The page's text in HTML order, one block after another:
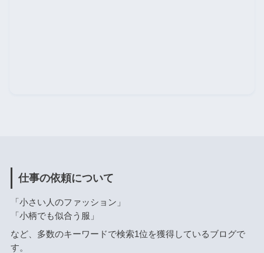
仕事の依頼について
「小さい人のファッション」
「小柄でも似合う服」
など、多数のキーワードで検索1位を獲得しているブログで
す。